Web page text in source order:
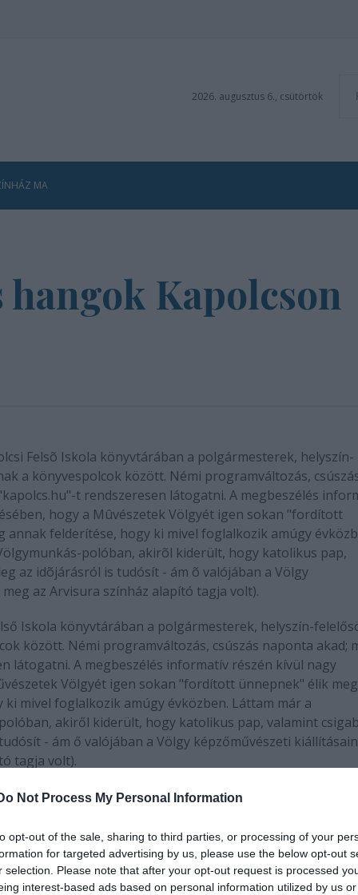
Not Process My Personal Information
opt-out of the sale, sharing to third parties, or processing of your
for targeted advertising by us, please use the below opt-out
selection. Please note that after your opt-out request is processed
interest-based ads based on personal information utilized by us
2026. augusztus 6., csütörtök
MA
hangok Kapolcson
Felsõ Iskola könyvtárában a polgármesterek, helyszín-
a könyvespolcok között. Némi programváltozás,
t rendszeresen látogatni. A megbeszélés
hogy a Mûvészetek Völgyét igen sokan "fordított
annak felderítése, hogy ki mivel foglalkozik amúgy
polóban, akirõl kiderült, hogy katolikus pap,
az idõjárásról is tudósít - ám õ valójában a Völgy
az Arvisura színház alapító tagja volt).
Iskola könyvtárában a polgármesterek, helyszín-
között. Némi programváltozás, csúszás naponta akad;
látogatni. A megbeszélés informatív részén kívül nagy
Völgyét igen sokan "fordított ünnepnek" élik
mivel foglalkozik amúgy évközben. Láttam már a
akiről kiderült, hogy katolikus pap, valamint
- ám ő valójában a Völgy képzőművészeti
tagja volt).
hogy ma Jirzí Menzel is, Hiller István miniszter úr is
megjelennek mindketten a szerkesztőségben. Márta
elhangzik magyarul és angolul, így mire mi